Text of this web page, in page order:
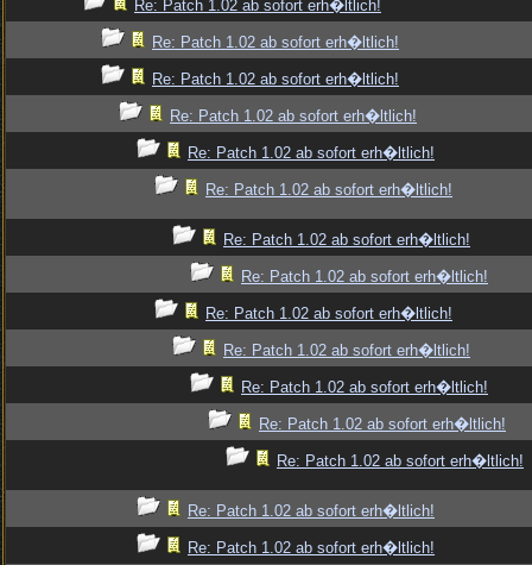
Re: Patch 1.02 ab sofort erh�ltlich!
Re: Patch 1.02 ab sofort erh�ltlich!
Re: Patch 1.02 ab sofort erh�ltlich!
Re: Patch 1.02 ab sofort erh�ltlich!
Re: Patch 1.02 ab sofort erh�ltlich!
Re: Patch 1.02 ab sofort erh�ltlich!
Re: Patch 1.02 ab sofort erh�ltlich!
Re: Patch 1.02 ab sofort erh�ltlich!
Re: Patch 1.02 ab sofort erh�ltlich!
Re: Patch 1.02 ab sofort erh�ltlich!
Re: Patch 1.02 ab sofort erh�ltlich!
Re: Patch 1.02 ab sofort erh�ltlich!
Re: Patch 1.02 ab sofort erh�ltlich!
Re: Patch 1.02 ab sofort erh�ltlich!
Re: Patch 1.02 ab sofort erh�ltlich!